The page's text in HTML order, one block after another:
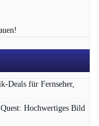
Deals für Fernseher,
Hochwertiges Bild